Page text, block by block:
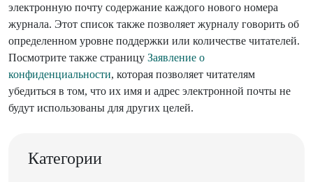
электронную почту содержание каждого нового номера
журнала. Этот список также позволяет журналу говорить об
определенном уровне поддержки или количестве читателей.
Посмотрите также страницу Заявление о
конфиденциальности, которая позволяет читателям
убедиться в том, что их имя и адрес электронной почты не
будут использованы для других целей.
Категории